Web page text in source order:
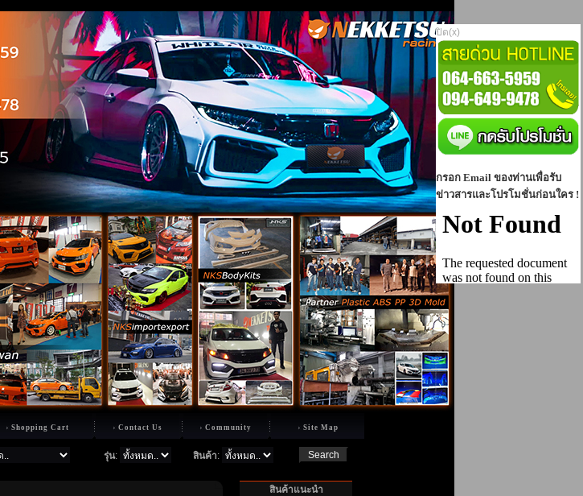
ปิด(x)
กรอก Email ของท่านเพื่อรับ
ข่าวสารและโปรโมชั่นก่อนใคร !
Shopping Cart Contact Us Community Site Map
รุ่น: สินค้า:
สินค้าแนะนำ